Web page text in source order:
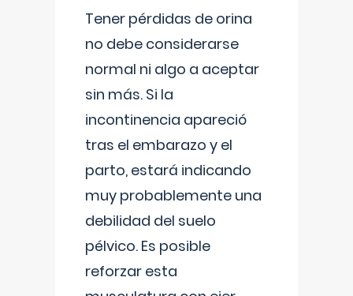
Tener pérdidas de orina
no debe considerarse
normal ni algo a aceptar
sin más. Si la
incontinencia apareció
tras el embarazo y el
parto, estará indicando
muy probablemente una
debilidad del suelo
pélvico. Es posible
reforzar esta